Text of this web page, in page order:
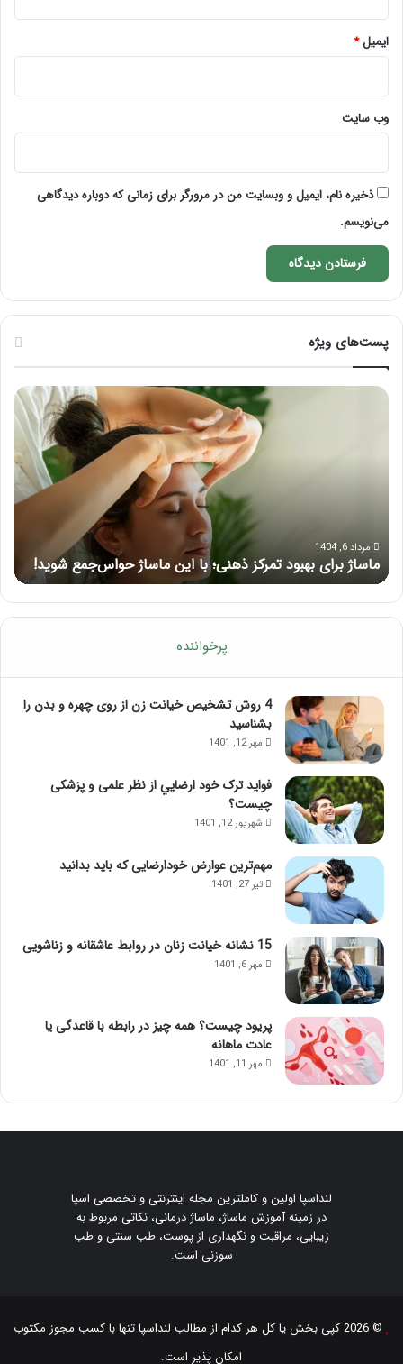
ایمیل*
وب‌ سایت
ذخیره نام، ایمیل و وبسایت من در مرورگر برای زمانی که دوباره دیدگاهی
می‌نویسم.
پست‌های ویژه
ماساژ
حواس‌جمع
شوید!
مرداد 6, 1404
ماساژ برای بهبود تمرکز ذهنی؛ با این ماساژ حواس‌جمع شوید!
لب
بعد
از
پرخواننده
4 روش تشخیص خیانت زن از روی چهره و بدن را
بشناسید
مهر 12, 1401
فواید ترک خود ارضايي از نظر علمی و پزشکی
چیست؟
شهریور 12, 1401
مهم‌ترین عوارض خودارضایی که باید بدانید
تیر 27, 1401
15 نشانه خیانت زنان در روابط عاشقانه و زناشویی
مهر 6, 1401
پریود چیست؟ همه چیز در رابطه با قاعدگی یا
عادت ماهانه
مهر 11, 1401
لنداسپا اولین و کاملترین مجله اینترنتی و تخصصی اسپا
در زمینه آموزش ماساژ، ماساژ درمانی، نکاتی مربوط به
زیبایی، مراقبت و نگهداری از پوست، طب سنتی و طب
سوزنی است.
© 2026 کپی بخش یا کل هر کدام از مطالب لنداسپاتنها با کسب مجوز مکتوب
امکان پذیر است.